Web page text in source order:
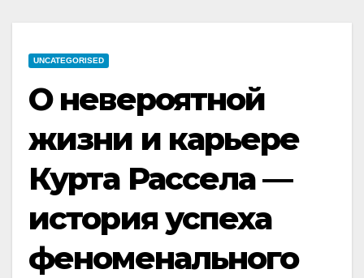
UNCATEGORISED
О невероятной
жизни и карьере
Курта Рассела —
история успеха
феноменального